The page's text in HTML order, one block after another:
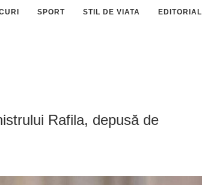
SPORT STIL DE VIATA EDITORIAL
Rafila, depusă de